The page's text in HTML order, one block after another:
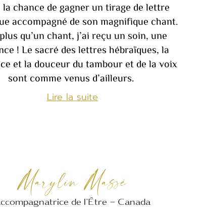
la chance de gagner un tirage de lettre
accompagné de son magnifique chant.
qu’un chant, j’ai reçu un soin, une
! Le sacré des lettres hébraïques, la
et la douceur du tambour et de la voix
sont comme venus d’ailleurs.
Lire la suite
Marylin Massé
de l’Être – Canada